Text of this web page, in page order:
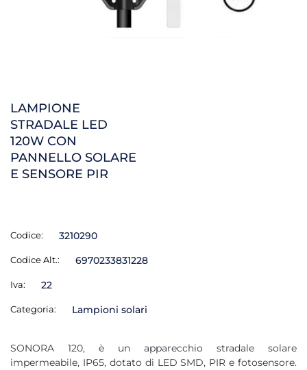
LAMPIONE
STRADALE LED
120W CON
PANNELLO SOLARE
E SENSORE PIR
Codice: 3210290
Codice Alt.: 6970233831228
Iva: 22
Categoria: Lampioni solari
SONORA 120, è un apparecchio stradale solare
impermeabile, IP65, dotato di LED SMD, PIR e fotosensore.